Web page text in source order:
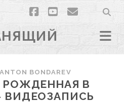
facebook
youtubeemail
ANTON BONDAREV
РОЖДЕННАЯ В
ВИДЕОЗАПИСЬ